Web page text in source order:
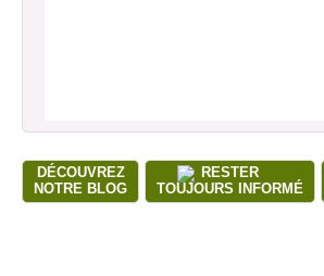
DÉCOUVREZ
NOTRE BLOG
RESTER
TOUJOURS INFORMÉ